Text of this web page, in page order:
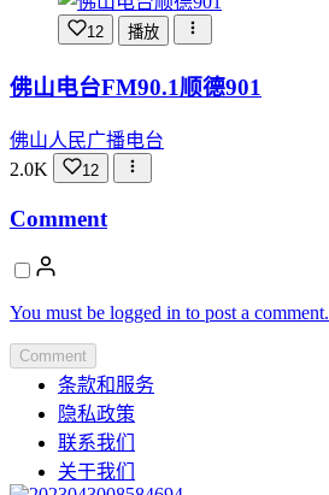
12 播放
佛山电台FM90.1顺德901
佛山人民广播电台
2.0K
12
Comment
You must be logged in to post a comment.
Comment
条款和服务
隐私政策
联系我们
关于我们